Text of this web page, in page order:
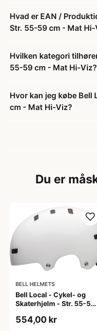
Hvad er EAN /
Str. 55-59 cm - Mat Hi-
Hvilken kategori
55-59 cm - Mat Hi-Viz?
Hvor kan jeg købe Bell
cm - Mat Hi-Viz?
Du er
BELL HELMETS
Bell Local - Cykel- og
Skaterhjelm - Str. 55-59
554,00 kr